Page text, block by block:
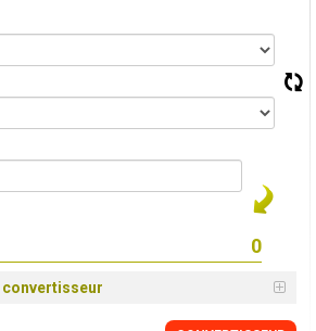
convertisseur